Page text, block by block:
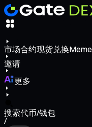
市场合约现货兑换Meme
邀请
更多
搜索代币/钱包
/